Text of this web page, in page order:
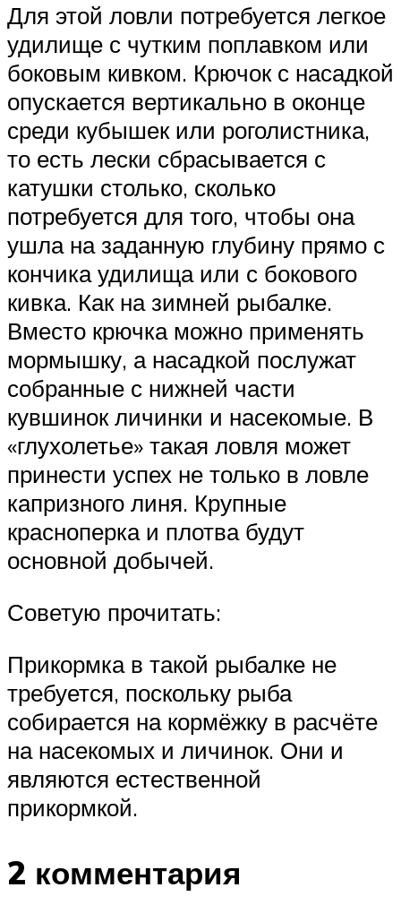
Для этой ловли потребуется легкое
удилище с чутким поплавком или
боковым кивком. Крючок с насадкой
опускается вертикально в оконце
среди кубышек или роголистника,
то есть лески сбрасывается с
катушки столько, сколько
потребуется для того, чтобы она
ушла на заданную глубину прямо с
кончика удилища или с бокового
кивка. Как на зимней рыбалке.
Вместо крючка можно применять
мормышку, а насадкой послужат
собранные с нижней части
кувшинок личинки и насекомые. В
«глухолетье» такая ловля может
принести успех не только в ловле
капризного линя. Крупные
красноперка и плотва будут
основной добычей.
Советую прочитать:
Прикормка в такой рыбалке не
требуется, поскольку рыба
собирается на кормёжку в расчёте
на насекомых и личинок. Они и
являются естественной
прикормкой.
2 комментария